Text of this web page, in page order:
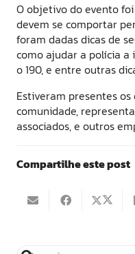
O objetivo do evento
devem se comportar
foram dadas dicas de
como ajudar a polícia
o 190, e entre outras
Estiveram presentes
comunidade,
associados, e outros
Compartilhe este post